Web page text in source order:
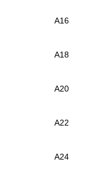
A16
A18
A20
A22
A24